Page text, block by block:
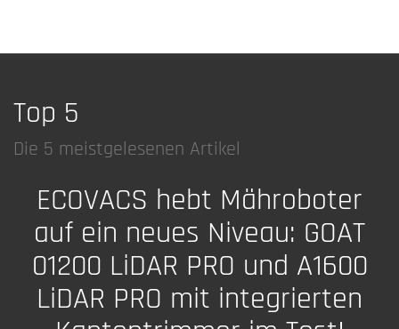
Top 5
Die 5 meistgelesenen Artikel
ECOVACS hebt Mähroboter
auf ein neues Niveau: GOAT
01200 LiDAR PRO und A1600
LiDAR PRO mit integrierten